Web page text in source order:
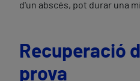
d'un abscés, pot durar una
Recuperació
prova